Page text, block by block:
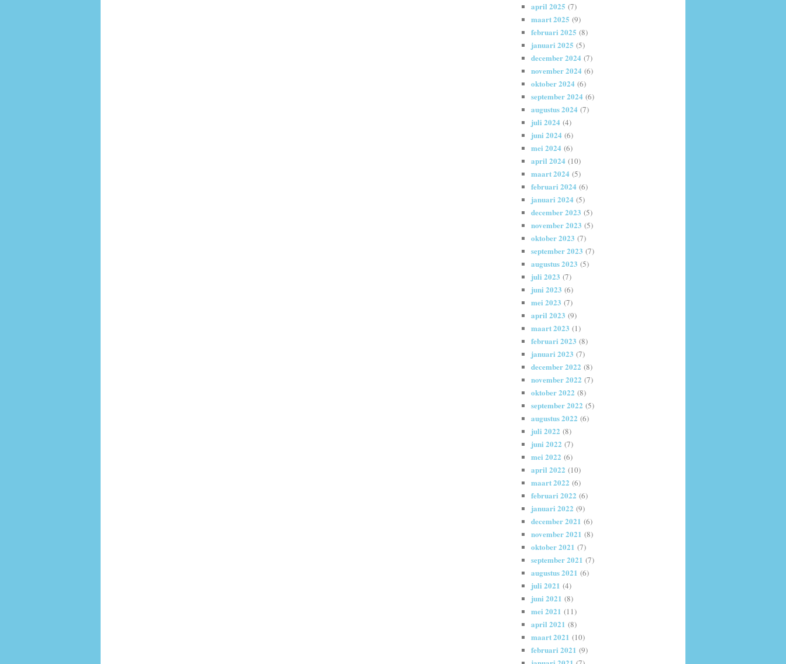
april 2025 (7)
maart 2025 (9)
februari 2025 (8)
januari 2025 (5)
december 2024 (7)
november 2024 (6)
oktober 2024 (6)
september 2024 (6)
augustus 2024 (7)
juli 2024 (4)
juni 2024 (6)
mei 2024 (6)
april 2024 (10)
maart 2024 (5)
februari 2024 (6)
januari 2024 (5)
december 2023 (5)
november 2023 (5)
oktober 2023 (7)
september 2023 (7)
augustus 2023 (5)
juli 2023 (7)
juni 2023 (6)
mei 2023 (7)
april 2023 (9)
maart 2023 (1)
februari 2023 (8)
januari 2023 (7)
december 2022 (8)
november 2022 (7)
oktober 2022 (8)
september 2022 (5)
augustus 2022 (6)
juli 2022 (8)
juni 2022 (7)
mei 2022 (6)
april 2022 (10)
maart 2022 (6)
februari 2022 (6)
januari 2022 (9)
december 2021 (6)
november 2021 (8)
oktober 2021 (7)
september 2021 (7)
augustus 2021 (6)
juli 2021 (4)
juni 2021 (8)
mei 2021 (11)
april 2021 (8)
maart 2021 (10)
februari 2021 (9)